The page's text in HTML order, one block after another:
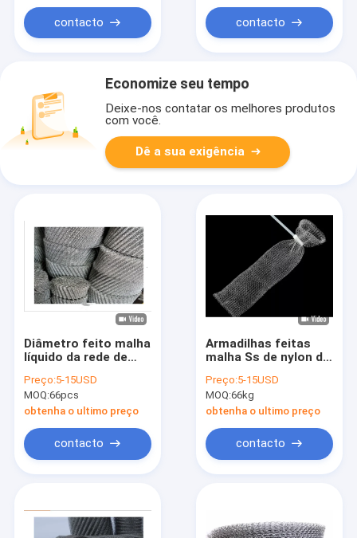
contacto contacto
Economize seu tempo
Deixe-nos contatar os melhores produtos
com você.
Dê a sua exigência
Diâmetro feito malha
líquido da rede de
filtro do gás de aço
inoxidável 280
milímetros
Preço:5-15USD
MOQ:66pcs
obtenha o ultimo preço
contacto
Armadilhas feitas
malha Ss de nylon do
Washing Machine
Laundry do fio do
metal de 11
polegadas
Preço:5-15USD
MOQ:66kg
obtenha o ultimo preço
contacto